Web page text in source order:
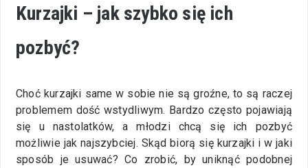
Kurzajki – jak szybko się ich
pozbyć?
Choć kurzajki same w sobie nie są groźne, to są raczej
problemem dość wstydliwym. Bardzo często pojawiają
się u nastolatków, a młodzi chcą się ich pozbyć
możliwie jak najszybciej. Skąd biorą się kurzajki i w jaki
sposób je usuwać? Co zrobić, by uniknąć podobnej